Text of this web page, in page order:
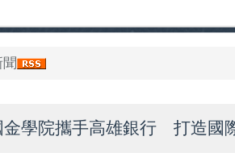
金學院攜手高雄銀行 打造國